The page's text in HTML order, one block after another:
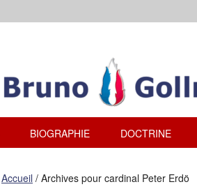
BIOGRAPHIE DOCTRINE
Accueil / Archives pour cardinal Peter Erdö